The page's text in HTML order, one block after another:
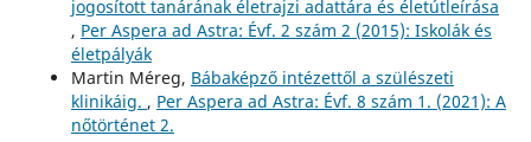
jogosított tanárának életrajzi adattára és életútleírása
, Per Aspera ad Astra: Évf. 2 szám 2 (2015): Iskolák és
életpályák
Martin Méreg, Bábaképző intézettől a szülészeti
klinikáig. , Per Aspera ad Astra: Évf. 8 szám 1. (2021): A
nőtörténet 2.